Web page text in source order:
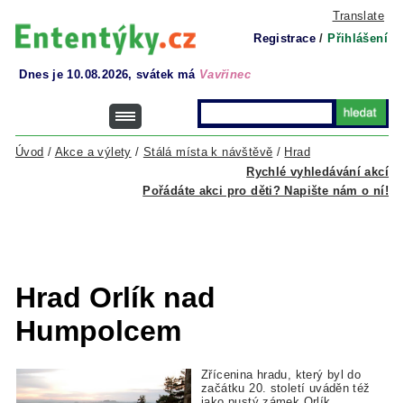
Translate
Registrace / Přihlášení
Dnes je 10.08.2026, svátek má Vavřinec
Rychlé vyhledávání akcí
Úvod / Akce a výlety / Stálá místa k návštěvě / Hrad
Pořádáte akci pro děti? Napište nám o ní!
Hrad Orlík nad
Humpolcem
Zřícenina hradu, který byl do
začátku 20. století uváděn též